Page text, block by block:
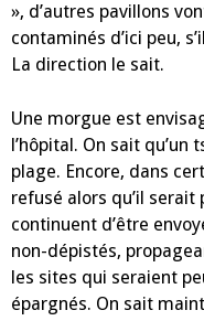
», d’autres pavillons
contaminés d’ici peu,
La direction le sait.
Une morgue est
l’hôpital. On sait qu’un
plage. Encore, dans
refusé alors qu’il serait
continuent d’être
non-dépistés,
les sites qui seraient
épargnés. On sait